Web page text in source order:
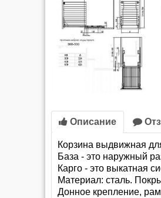
Описание
Корзина выдвижная
База - это наружный
Карго - это выкатная
Материал: сталь.
Донное крепление,